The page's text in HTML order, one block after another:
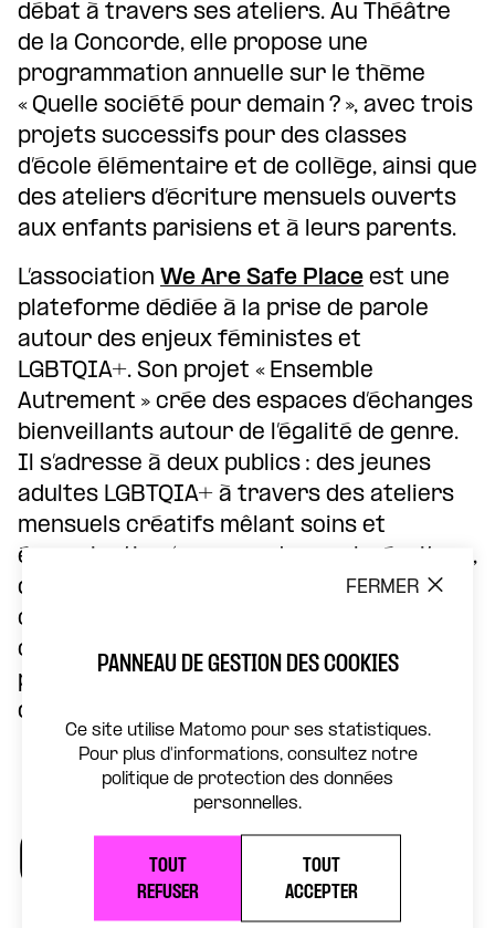
débat à travers ses ateliers. Au Théâtre
de la Concorde, elle propose une
programmation annuelle sur le thème
« Quelle société pour demain ? », avec trois
projets successifs pour des classes
d’école élémentaire et de collège, ainsi que
des ateliers d’écriture mensuels ouverts
aux enfants parisiens et à leurs parents.
L’association We Are Safe Place est une
plateforme dédiée à la prise de parole
autour des enjeux féministes et
LGBTQIA+. Son projet « Ensemble
Autrement » crée des espaces d’échanges
bienveillants autour de l’égalité de genre.
Il s’adresse à deux publics : des jeunes
adultes LGBTQIA+ à travers des ateliers
mensuels créatifs mêlant soins et
émancipation (groupes de parole, écriture,
dessin, danse…), et des professionnel·les
ou militant·es via des ateliers mensuels de
co-construction d’actions créatives et de
partage d’expériences sur les questions
d’égalité.
COMPAGNIES
FERMER
PANNEAU DE GESTION DES COOKIES
Ce site utilise Matomo pour ses statistiques.
Pour plus d'informations, consultez notre
politique de protection des données
personnelles.
TOUT
REFUSER
TOUT
ACCEPTER